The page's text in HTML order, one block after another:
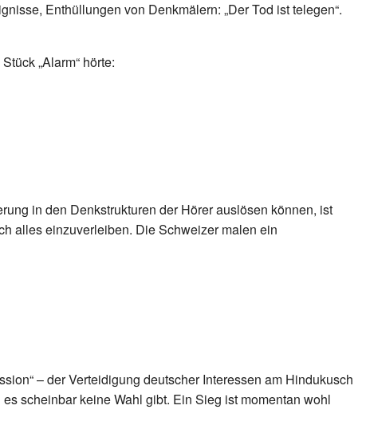
Enthüllungen von Denkmälern: „Der Tod ist telegen“.
„Alarm“ hörte:
in den Denkstrukturen der Hörer auslösen können, ist
alles einzuverleiben. Die Schweizer malen ein
– der Verteidigung deutscher Interessen am Hindukusch
scheinbar keine Wahl gibt. Ein Sieg ist momentan wohl